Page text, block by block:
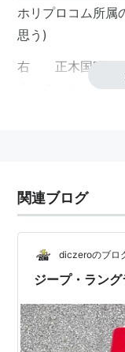
ホリプロコム所属
思う)
右 正木国明
左 みつしま陽壱
を意味する英単語。
関連ブログ
diczeroのブロ
ジープ・ラン